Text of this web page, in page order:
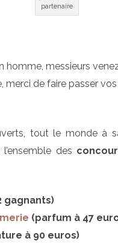
partenaire
homme, messieurs
merci de faire passer
tout le monde à
des
gagnants)
(parfum à 47
à 90 euros)